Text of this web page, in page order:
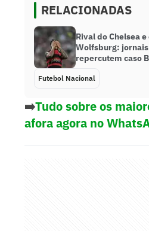
RELACIONADAS
Rival do Chelsea
Wolfsburg:
repercutem caso
Futebol Nacional
➡️Tudo sobre os
afora agora no